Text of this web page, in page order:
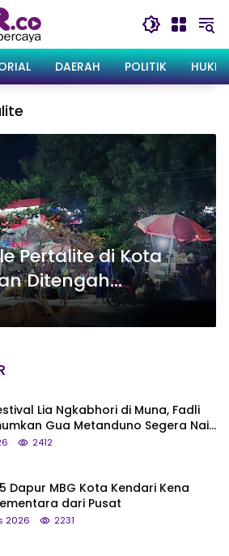
DAERAH POLITIK
Pertalite di Kota
Ditengah
Subsidi, Akui Beli
Lia Ngkabhori di Muna, Fadli
Gua Metanduno Segera Naik
Cagar Budaya Nasional
2412
Dapur MBG Kota Kendari Kena
dari Pusat
2026 2231